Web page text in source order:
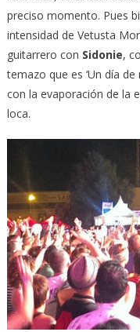
preciso momento. Pues
intensidad de Vetusta
guitarrero con Sidonie,
temazo que es ‘Un día
con la evaporación de la
loca.